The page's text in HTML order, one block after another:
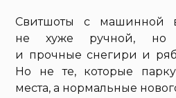
Свитшоты с машинной
не хуже ручной, но
и прочные снегири и
Но не те, которые
места, а нормальные